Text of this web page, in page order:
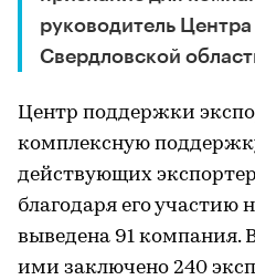
руководитель
Свердловской
Центр поддержки
комплексную
действующих
благодаря его участию
выведена 91 компания.
ими заключено 240